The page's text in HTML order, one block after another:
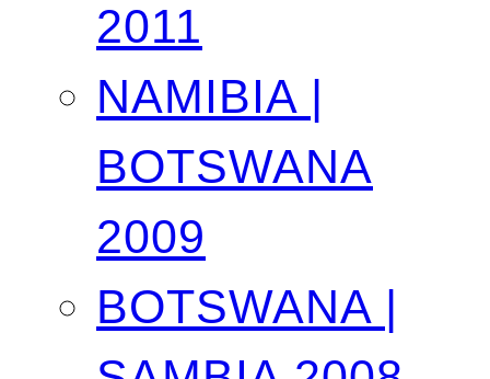
2011
NAMIBIA |
BOTSWANA
2009
BOTSWANA |